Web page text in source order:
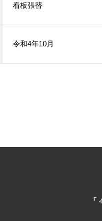
看板張替
令和4年10月